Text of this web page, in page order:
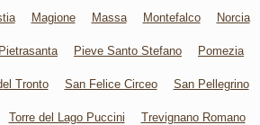
Magione Massa Montefalco Norcia
Pietrasanta Pieve Santo Stefano Pomezia
Tronto San Felice Circeo San Pellegrino
Torre del Lago Puccini Trevignano Romano